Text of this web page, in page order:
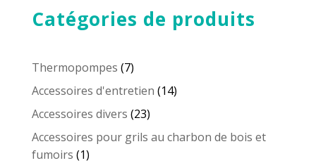
Catégories de produits
Thermopompes 77
produits
Accessoires d'entretien 1414
Accessoires divers 2323
produits
Accessoires pour grils au charbon de bois et
fumoirs 11